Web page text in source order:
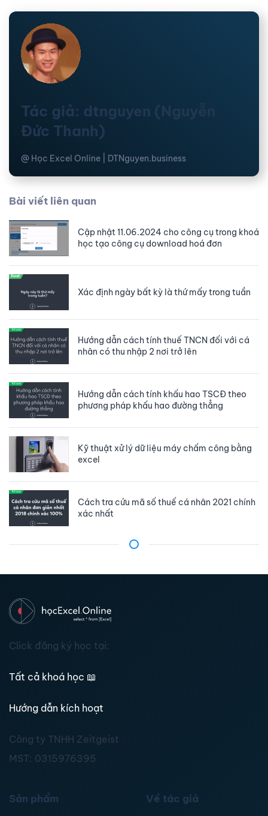
Tác giả: dtnguyen (Nguyễn
Đức Thanh)
@ Học Excel Online | DTNguyen.business
Bài viết liên quan
Cập nhật 11.06.2024 cho công cụ trong khoá
học tạo công cụ download hoá đơn
Xác định ngày bất kỳ là thứ mấy trong tuần
Hướng dẫn cách tính thuế TNCN đối với cá
nhân có thu nhập 2 nơi trở lên
Hướng dẫn cách tính khấu hao TSCĐ theo
phương pháp khấu hao đường thẳng
Kỹ thuật xử lý dữ liệu máy chấm công bằng
excel
Cách tra cứu mã số thuế cá nhân 2021 chính
xác nhất
Click đăng ký học tại:
Tất cả khoá học 📖
Hướng dẫn kích hoạt
Công ty TNHH Zeitgeist
MST: 0315976395
Sản phẩm Về tác giả